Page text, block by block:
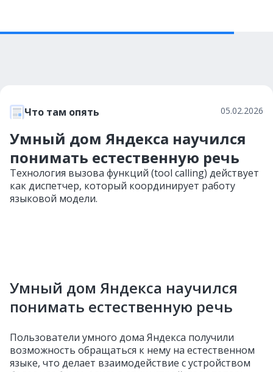
Что там опять 05.02.2026
Умный дом Яндекса научился
понимать естественную речь
Технология вызова функций (tool calling) действует
как диспетчер, который координирует работу
языковой модели.
Умный дом Яндекса научился
понимать естественную речь
Пользователи умного дома Яндекса получили
возможность обращаться к нему на естественном
языке, что делает взаимодействие с устройством